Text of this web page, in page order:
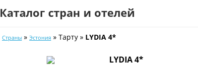
Каталог стран и отелей
Страны » Эстония » Тарту » LYDIA 4*
LYDIA 4*